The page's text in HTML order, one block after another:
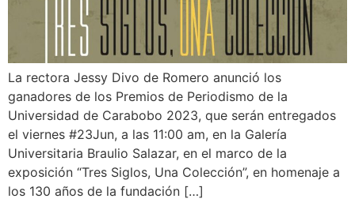
La rectora Jessy Divo de Romero anunció los
ganadores de los Premios de Periodismo de la
Universidad de Carabobo 2023, que serán entregados
el viernes #23Jun, a las 11:00 am, en la Galería
Universitaria Braulio Salazar, en el marco de la
exposición “Tres Siglos, Una Colección”, en homenaje a
los 130 años de la fundación […]